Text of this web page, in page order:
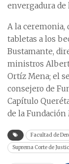
envergadura de
A la ceremonia,
tabletas a los
Bustamante,
ministros
Ortíz Mena; el
consejero de
Capítulo
de la
Facultad de
Suprema Corte de